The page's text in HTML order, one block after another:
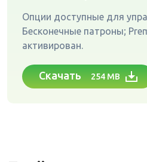
Опции доступные для
Бесконечные патроны;
активирован.
Скачать 254 MB